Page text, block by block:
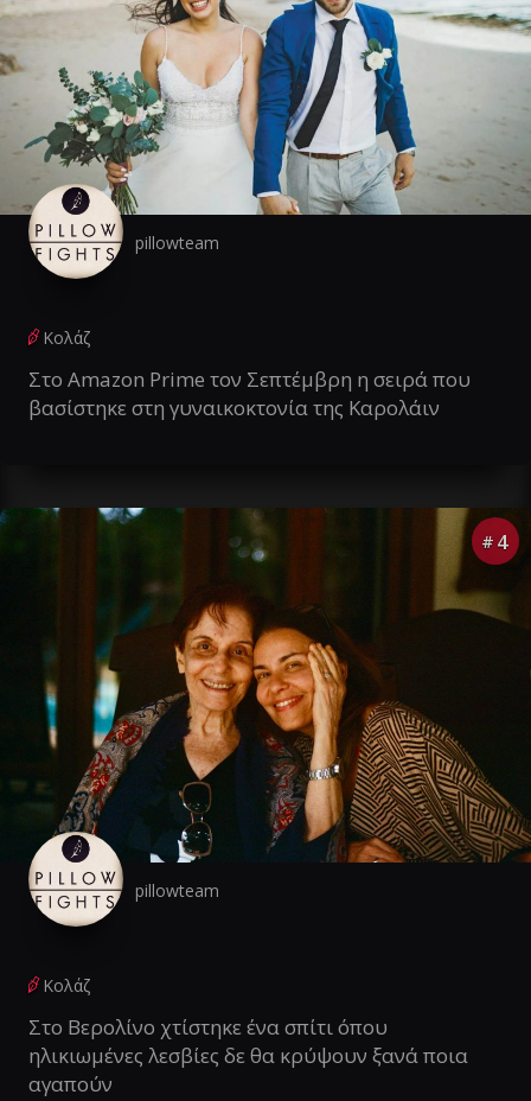
pillowteam
Κολάζ
Στο Amazon Prime τον Σεπτέμβρη η σειρά που
βασίστηκε στη γυναικοκτονία της Καρολάιν
# 4
pillowteam
Κολάζ
Στο Βερολίνο χτίστηκε ένα σπίτι όπου
ηλικιωμένες λεσβίες δε θα κρύψουν ξανά ποια
αγαπούν